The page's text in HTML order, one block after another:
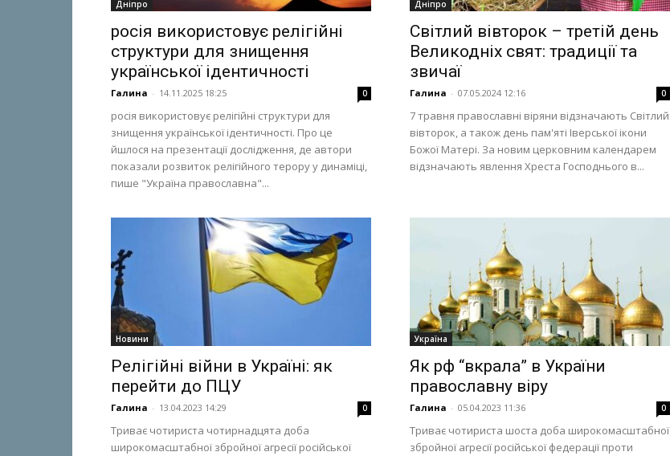
Дніпро
росія використовує релігійні
структури для знищення
української ідентичності
Галина - 14.11.2025 18:25 0
росія використовує релігійні структури для
знищення української ідентичності. Про це
йшлося на презентації дослідження, де автори
показали розвиток релігійного терору у динаміці,
пише "Україна православна"...
Дніпро
Світлий вівторок – третій день
Великодніх свят: традиції та
звичаї
Галина - 07.05.2024 12:16 0
7 травня православні віряни відзначають Світлий
вівторок, а також день пам'яті Іверської ікони
Божої Матері. За новим церковним календарем
відзначають явлення Хреста Господнього в...
Новини
Релігійні війни в Україні: як
перейти до ПЦУ
Галина - 13.04.2023 14:29 0
Триває чотириста чотирнадцята доба
широкомасштабної збройної агресії російської
Україна
Як рф “вкрала” в України
православну віру
Галина - 05.04.2023 11:36 0
Триває чотириста шоста доба широкомасштабної
збройної агресії російської федерації проти